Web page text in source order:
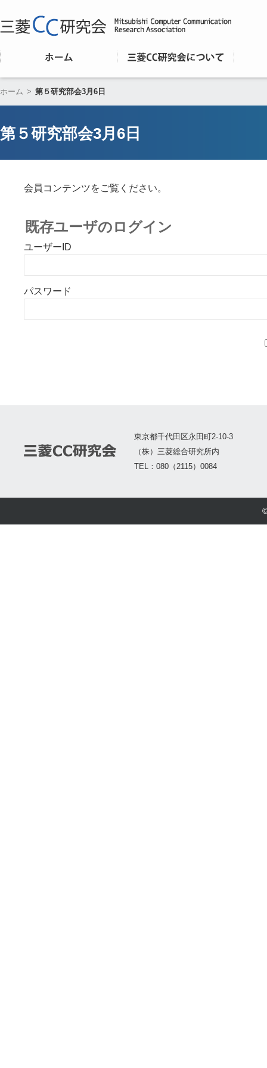
ホーム > 第５研究部会3月6日
第５研究部会3月6日
会員コンテンツをご覧ください。
既存ユーザのログイン
ユーザーID
パスワード
東京都千代田区永田町2-10-3
（株）三菱総合研究所内
TEL：080（2115）0084